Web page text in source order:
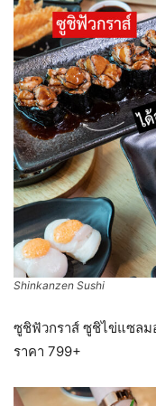
Shinkanzen Sushi
ซูชิฟัวกราส์ ซูชิไข่แซลม
ราคา 799+